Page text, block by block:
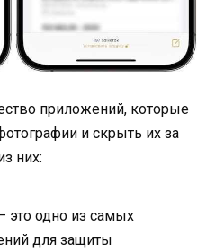
приложений, которые
и скрыть их за
них:
это одно из самых
для защиты